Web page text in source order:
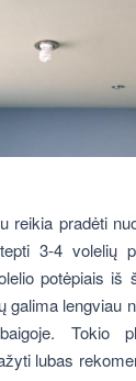
reikia pradėti
3-4 volelių
potėpiais iš
galima lengviau
Tokio
lubas